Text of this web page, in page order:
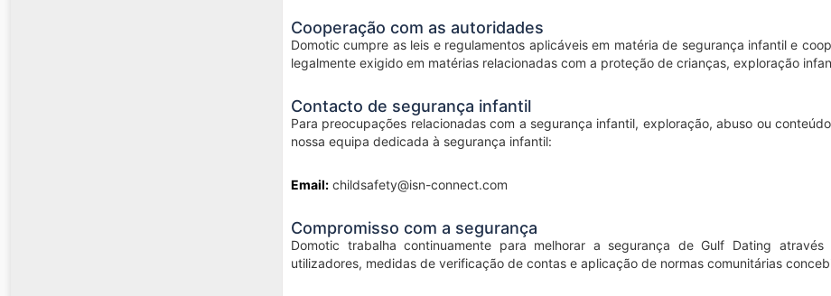
Cooperação com as autoridades
Domotic cumpre as leis e regulamentos aplicáveis em matéria de segurança infantil e
legalmente exigido em matérias relacionadas com a proteção de crianças, exploração
Contacto de segurança infantil
Para preocupações relacionadas com a segurança infantil, exploração, abuso ou
nossa equipa dedicada à segurança infantil:
Email: childsafety@isn-connect.com
Compromisso com a segurança
Domotic trabalha continuamente para melhorar a segurança de Gulf Dating
utilizadores, medidas de verificação de contas e aplicação de normas comunitárias